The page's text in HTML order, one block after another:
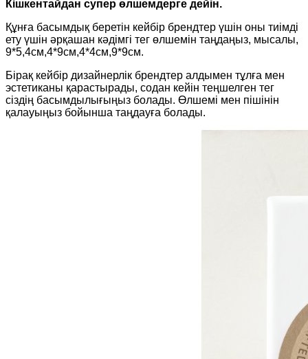
Кішкентайдан супер өлшемдерге дейін.
Құнға басымдық беретін кейбір брендтер үшін оны тиімді
ету үшін әрқашан кәдімгі тег өлшемін таңдаңыз, мысалы,
9*5,4см,4*9см,4*4см,9*9см.
Бірақ кейбір дизайнерлік брендтер алдымен тұлға мен
эстетиканы қарастырады, содан кейін теңшелген тег
сіздің басымдылығыңыз болады. Өлшемі мен пішінін
қалауыңыз бойынша таңдауға болады.